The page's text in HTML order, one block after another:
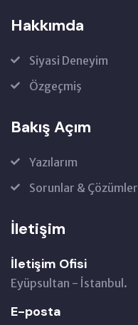
Hakkımda
Siyasi Deneyim
Özgeçmiş
Bakış Açım
Yazılarım
Sorunlar & Çözümler
İletişim
İletişim Ofisi
Eyüpsultan - İstanbul.
E-posta